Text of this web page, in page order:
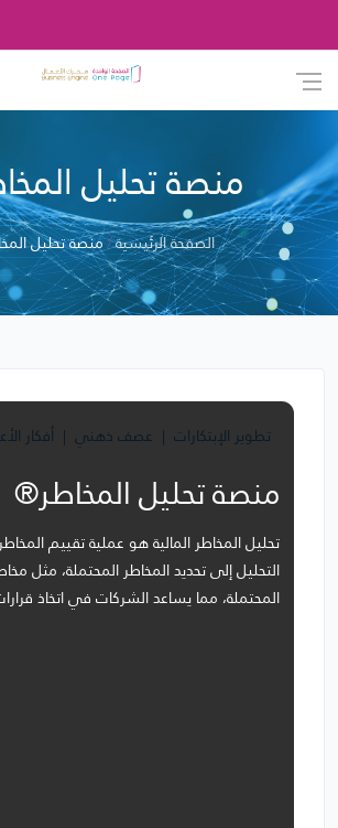
منصة تحليل
الصفحة الرئيسية منصة تحليل
تطوير الإبتكارات عصف ذهني أفكار
منصة تحليل المخاطر®
تحليل المخاطر المالية هو عملية تقييم
التحليل إلى تحديد المخاطر المحتملة، مثل
المحتملة، مما يساعد الشركات في اتخاذ